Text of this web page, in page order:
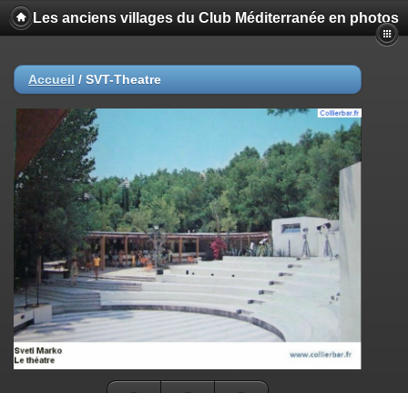
Les anciens villages du Club Méditerranée en photos
Accueil / SVT-Theatre